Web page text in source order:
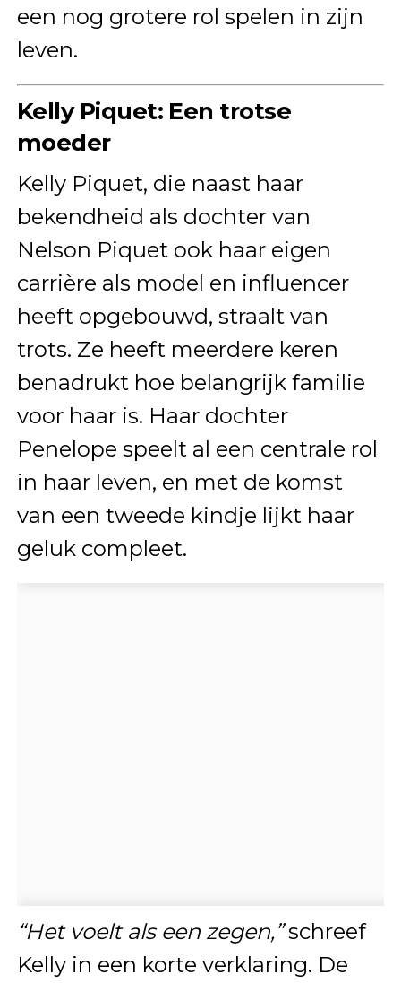
een nog grotere rol spelen in zijn
leven.
Kelly Piquet: Een trotse
moeder
Kelly Piquet, die naast haar
bekendheid als dochter van
Nelson Piquet ook haar eigen
carrière als model en influencer
heeft opgebouwd, straalt van
trots. Ze heeft meerdere keren
benadrukt hoe belangrijk familie
voor haar is. Haar dochter
Penelope speelt al een centrale rol
in haar leven, en met de komst
van een tweede kindje lijkt haar
geluk compleet.
“Het voelt als een zegen,”schreef
Kelly in een korte verklaring. De